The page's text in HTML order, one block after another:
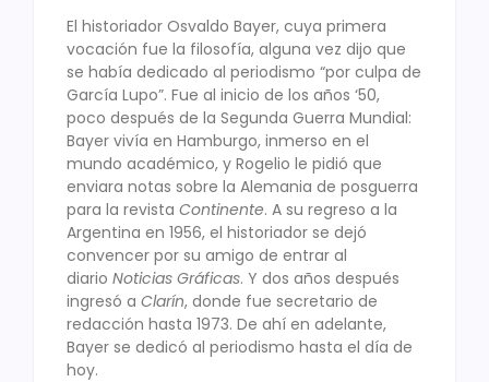
El historiador Osvaldo Bayer, cuya primera
vocación fue la filosofía, alguna vez dijo que
se había dedicado al periodismo “por culpa de
García Lupo”. Fue al inicio de los años ‘50,
poco después de la Segunda Guerra Mundial:
Bayer vivía en Hamburgo, inmerso en el
mundo académico, y Rogelio le pidió que
enviara notas sobre la Alemania de posguerra
para la revista Continente. A su regreso a la
Argentina en 1956, el historiador se dejó
convencer por su amigo de entrar al
diario Noticias Gráficas. Y dos años después
ingresó a Clarín, donde fue secretario de
redacción hasta 1973. De ahí en adelante,
Bayer se dedicó al periodismo hasta el día de
hoy.